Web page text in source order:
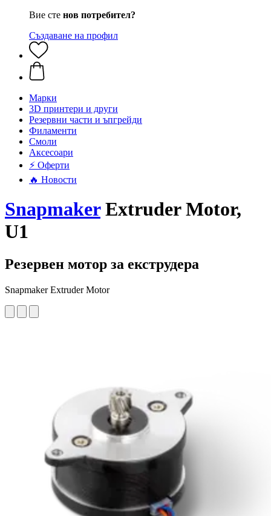
Вие сте нов потребител?
Създаване на профил
Mарки
3D принтери и други
Резервни части и ъпгрейди
Филаменти
Смоли
Аксесоари
⚡ Оферти
🔥 Новости
SnapmakerExtruder Motor,
U1
Резервен мотор за екструдера
Snapmaker Extruder Motor